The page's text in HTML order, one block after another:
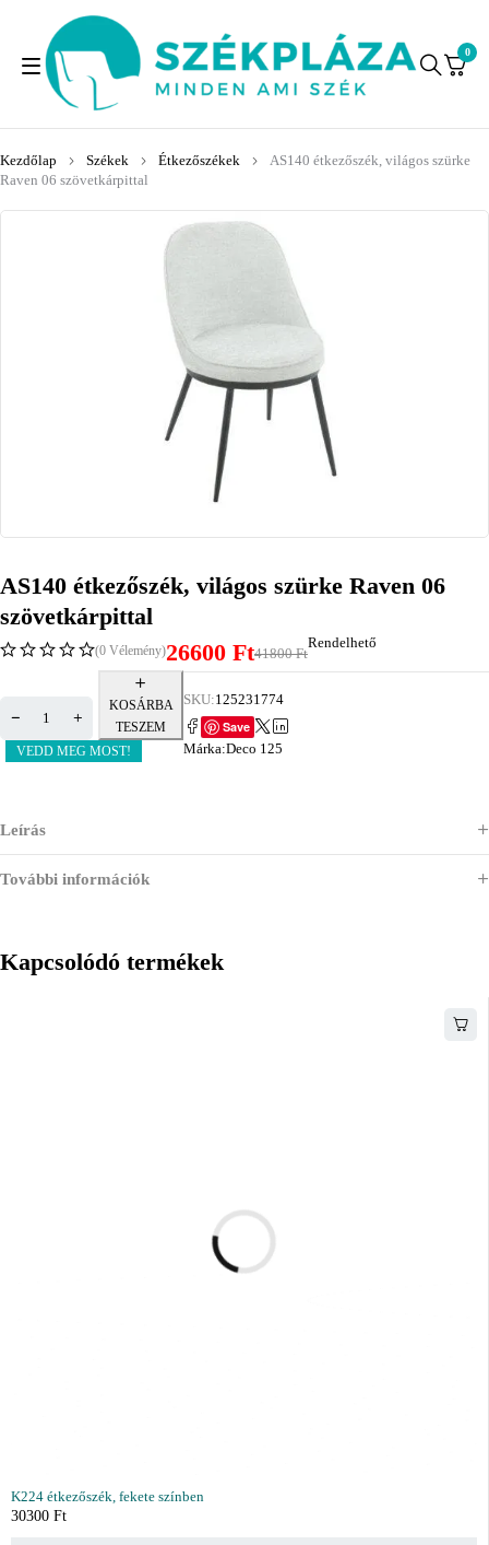
0
Kezdőlap Székek Étkezőszékek
AS140 étkezőszék, világos szürke
Raven 06 szövetkárpittal
AS140 étkezőszék, világos szürke Raven 06
szövetkárpittal
(0 Vélemény) 41800Ft
26600 Ft Rendelhető
KOSÁRBA
TESZEM
VEDD MEG MOST!
SKU:125231774
Save
Márka:Deco 125
Leírás
További információk
Kapcsolódó termékek
K224 étkezőszék, fekete színben
30300 Ft